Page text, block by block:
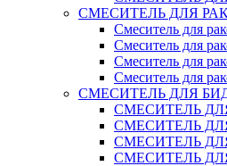
СМЕСИТЕЛЬ ДЛЯ
Смеситель для
Смеситель для
Смеситель для
Смеситель для
СМЕСИТЕЛЬ ДЛЯ
СМЕСИТЕЛЬ
СМЕСИТЕЛЬ ДЛЯ
СМЕСИТЕЛЬ ДЛЯ
СМЕСИТЕЛЬ ДЛЯ